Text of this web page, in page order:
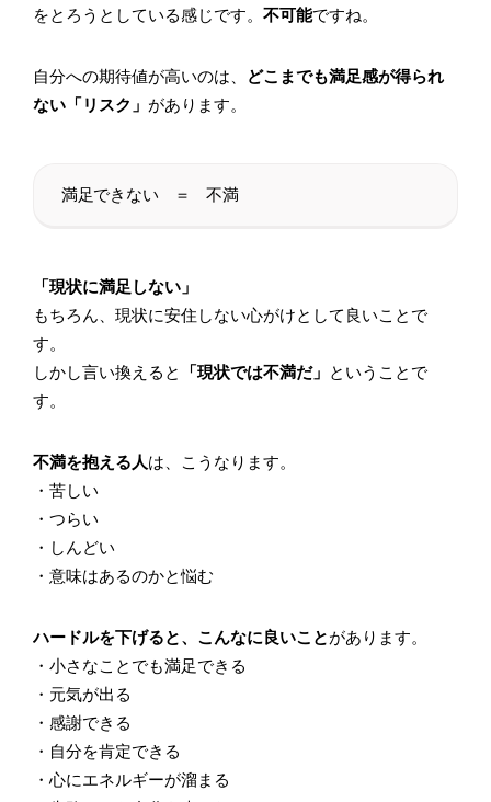
をとろうとしている感じです。 不可能ですね。
自分への期待値が高いのは、
どこまでも満足感が得られ
ない「リスク」 があります。
満足できない ＝ 不満
「現状に満足しない」
もちろん、現状に安住しない心がけとして良いことで
す。
しかし言い換えると
「現状では不満だ」 ということで
す。
不満を抱える人は、こうなります。
・苦しい
・つらい
・しんどい
・意味はあるのかと悩む
ハードルを下げると、こんなに良いことがあります。
・小さなことでも満足できる
・元気が出る
・感謝できる
・自分を肯定できる
・心にエネルギーが溜まる